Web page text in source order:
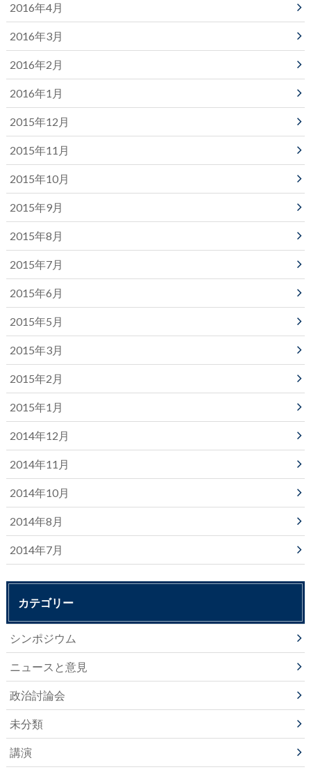
2016年4月
2016年3月
2016年2月
2016年1月
2015年12月
2015年11月
2015年10月
2015年9月
2015年8月
2015年7月
2015年6月
2015年5月
2015年3月
2015年2月
2015年1月
2014年12月
2014年11月
2014年10月
2014年8月
2014年7月
カテゴリー
シンポジウム
ニュースと意見
政治討論会
未分類
講演